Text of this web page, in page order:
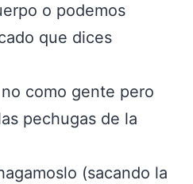
o podemos
que dices
como gente pero
pechugas de la
(sacando la